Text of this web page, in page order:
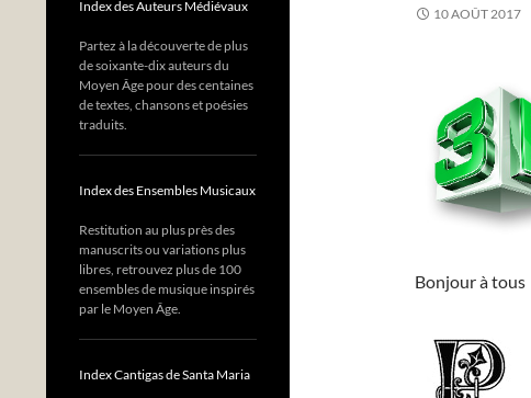
10 AOÛT 2017
Bonjour à tous
Index des Auteurs Médiévaux
Partez à la découverte de plus
de soixante-dix auteurs du
Moyen Âge pour des centaines
de textes, chansons et poésies
traduits.
Index des Ensembles Musicaux
Restitution au plus près des
manuscrits ou variations plus
libres, retrouvez plus de 100
ensembles de musique inspirés
par le Moyen Âge.
Index Cantigas de Santa Maria